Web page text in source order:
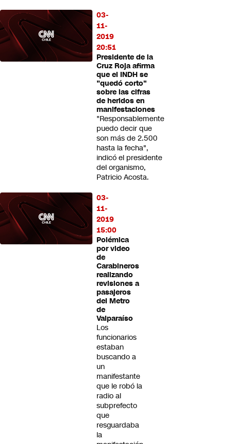
03-
11-
2019
20:51
Presidente de la
Cruz Roja afirma
que el INDH se
"quedó corto"
sobre las cifras
de heridos en
manifestaciones
"Responsablemente
puedo decir que
son más de 2.500
hasta la fecha",
indicó el presidente
del organismo,
Patricio Acosta.
03-
11-
2019
15:00
Polémica
por video
de
Carabineros
realizando
revisiones a
pasajeros
del Metro
de
Valparaíso
Los
funcionarios
estaban
buscando a
un
manifestante
que le robó la
radio al
subprefecto
que
resguardaba
la